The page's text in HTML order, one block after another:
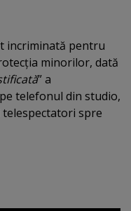
incriminată pentru
minorilor, dată
” a
telefonul din studio,
spre